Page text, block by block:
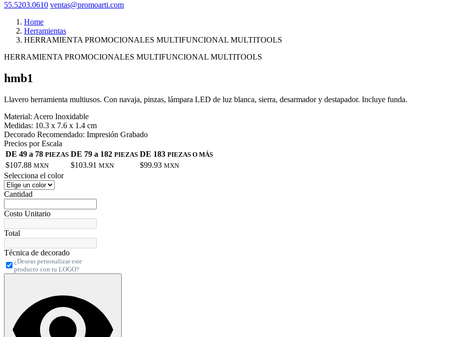
55.5203.0610 ventas@promoarti.com
Home
Herramientas
HERRAMIENTA PROMOCIONALES MULTIFUNCIONAL MULTITOOLS
HERRAMIENTA PROMOCIONALES MULTIFUNCIONAL MULTITOOLS
hmb1
Llavero herramienta multiusos. Con navaja, pinzas, lámpara LED de luz blanca, sierra, desarmador y destapador. Incluye funda.
Material: Acero Inoxidable
Medidas: 10.3 x 7.6 x 1.4 cm
Decorado Recomendado: Impresión Grabado
Precios por Escala
DE 49 a 78 PIEZAS DE 79 a 182 PIEZAS DE 183 PIEZAS O MÁS
$107.88 MXN $103.91 MXN $99.93 MXN
Selecciona el color
Cantidad
Costo Unitario
Total
Técnica de decorado
¿Deseas personalizar este
producto con tu LOGO?